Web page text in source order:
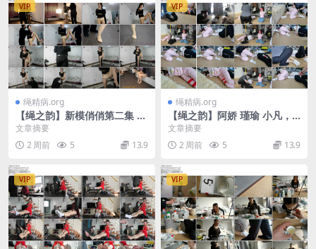
VIP
绳精病.org
【绳之韵】新模俏俏第二集 不
堪承受之辱虐
文章摘要
2 周前
5 13.9
VIP
绳精病.org
【绳之韵】阿娇 瑾瑜 小凡，
三女捆绑，不同的绑法和封
堵，一样的蹂躏和折腾
文章摘要
2 周前
5 13.9
VIP VIP